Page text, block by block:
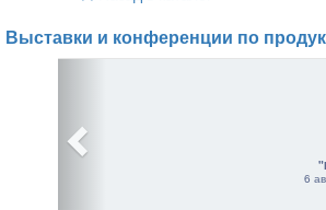
Выставки и конференции по
6